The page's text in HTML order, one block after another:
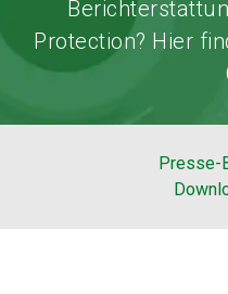
Protection? Hier
Presse-